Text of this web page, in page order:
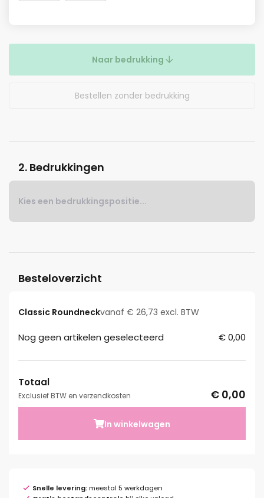
Naar bedrukking
Bestellen zonder bedrukking
2. Bedrukkingen
Kies een bedrukkingspositie...
Besteloverzicht
Classic Roundneckvanaf € 26,73 excl. BTW
Nog geen artikelen geselecteerd € 0,00
Totaal
Exclusief BTW en verzendkosten € 0,00
In winkelwagen
Snelle levering:meestal 5 werkdagen